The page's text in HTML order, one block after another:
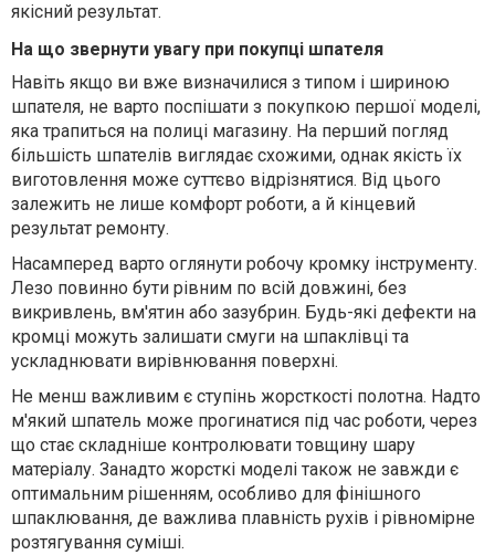
якісний результат.
На що звернути увагу при покупці шпателя
Навіть якщо ви вже визначилися з типом і шириною
шпателя, не варто поспішати з покупкою першої моделі,
яка трапиться на полиці магазину. На перший погляд
більшість шпателів виглядає схожими, однак якість їх
виготовлення може суттєво відрізнятися. Від цього
залежить не лише комфорт роботи, а й кінцевий
результат ремонту.
Насамперед варто оглянути робочу кромку інструменту.
Лезо повинно бути рівним по всій довжині, без
викривлень, вм'ятин або зазубрин. Будь-які дефекти на
кромці можуть залишати смуги на шпаклівці та
ускладнювати вирівнювання поверхні.
Не менш важливим є ступінь жорсткості полотна. Надто
м'який шпатель може прогинатися під час роботи, через
що стає складніше контролювати товщину шару
матеріалу. Занадто жорсткі моделі також не завжди є
оптимальним рішенням, особливо для фінішного
шпаклювання, де важлива плавність рухів і рівномірне
розтягування суміші.